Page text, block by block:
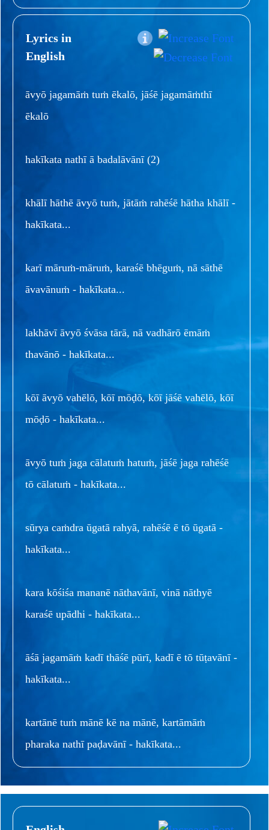
Lyrics in
English
āvyō jagamāṁ tuṁ ēkalō, jāśē jagamāṁthī
ēkalō
hakīkata nathī ā badalāvānī (2)
khālī hāthē āvyō tuṁ, jātāṁ rahēśē hātha khālī -
hakīkata...
karī māruṁ-māruṁ, karaśē bhēguṁ, nā sāthē
āvavānuṁ - hakīkata...
lakhāvī āvyō śvāsa tārā, nā vadhārō ēmāṁ
thavānō - hakīkata...
kōī āvyō vahēlō, kōī mōḍō, kōī jāśē vahēlō, kōī
mōḍō - hakīkata...
āvyō tuṁ jaga cālatuṁ hatuṁ, jāśē jaga rahēśē
tō cālatuṁ - hakīkata...
sūrya caṁdra ūgatā rahyā, rahēśē ē tō ūgatā -
hakīkata...
kara kōśiśa mananē nāthavānī, vinā nāthyē
karaśē upādhi - hakīkata...
āśā jagamāṁ kadī thāśē pūrī, kadī ē tō tūṭavānī -
hakīkata...
kartānē tuṁ mānē kē na mānē, kartāmāṁ
pharaka nathī paḍavānī - hakīkata...